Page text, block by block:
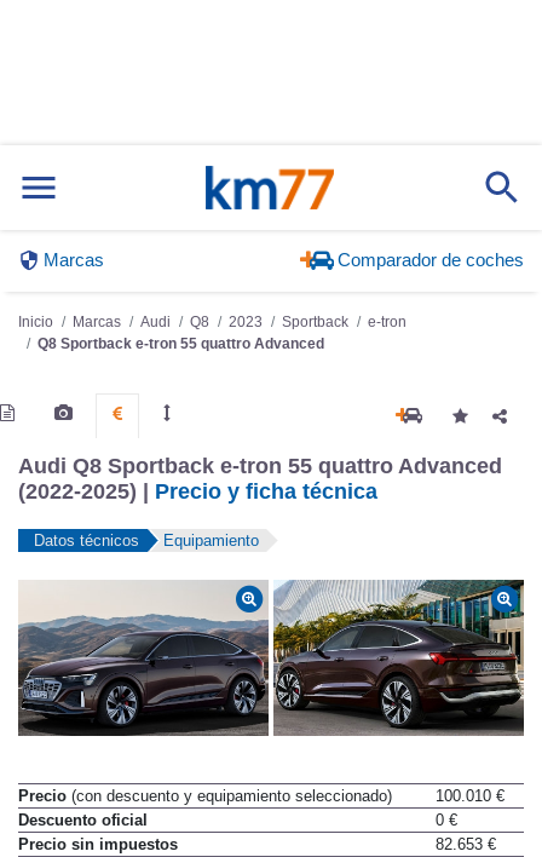
Marcas Comparador de coches
Inicio Marcas Audi Q8 2023 Sportback
e-tron
Q8 Sportback e-tron 55 quattro Advanced
Audi Q8 Sportback e-tron 55 quattro Advanced
(2022-2025) | Precio y ficha técnica
Datos técnicos Equipamiento
Precio (con descuento y equipamiento seleccionado)
100.010 €
Descuento oficial
0 €
Precio sin impuestos
82.653 €